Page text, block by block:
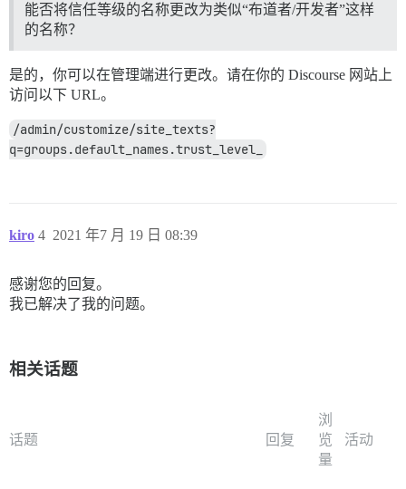
能否将信任等级的名称更改为类似“布道者/开发者”这样
的名称？
是的，你可以在管理端进行更改。请在你的 Discourse 网站上
访问以下 URL。
/admin/customize/site_texts?
q=groups.default_names.trust_level_
kiro 2021 年7 月 19 日 08:39
4
感谢您的回复。
我已解决了我的问题。
相关话题
话题 回复
浏
览
量
活动